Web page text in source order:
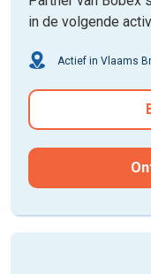
in de volgende
Actief in Vlaams